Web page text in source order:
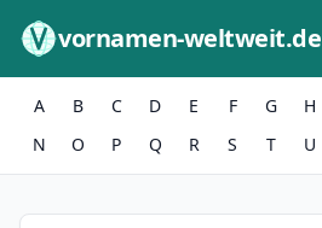
vornamen-weltweit.de
A B C D E F G H
N
O P Q R S T U